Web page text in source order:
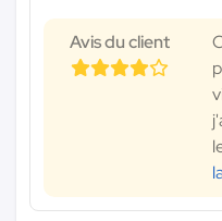
Avis du client